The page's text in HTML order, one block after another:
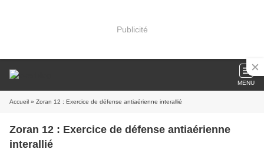
Publicité
MENU
Accueil » Zoran 12 : Exercice de défense antiaérienne interallié
Zoran 12 : Exercice de défense antiaérienne
interallié